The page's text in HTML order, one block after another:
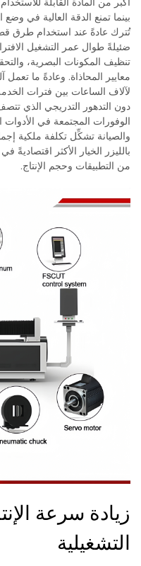
بينما تمنع الدقة العالية في
تُترك عادةً عند استخدام طرق
ضئيلةً طوال عمر التشغيل
تنظيف المكونات البصرية،
معايير المحاذاة. وعادةً ما تعمل
لآلاف الساعات بين فترات
دون التدهور التدريجي الذي
الوفورات المجتمعة في الأدوات
والصيانة تشكِّل تكلفة ملكية
بالليزر الخيار الأكثر
من التطبيقات وحجم الإنتاج.
زيادة سرعة
التشغيلية